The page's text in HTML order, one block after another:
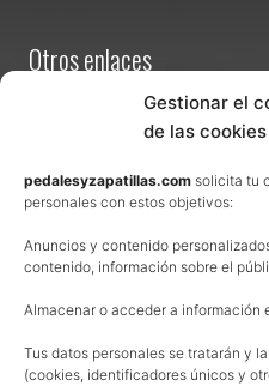
Gestionar el
de las cookies
pedalesyzapatillas.com solicita tu
personales con estos objetivos:
Anuncios y contenido
contenido, información sobre el
Almacenar o acceder a información
Tus datos personales se tratarán y
(cookies, identificadores únicos y
Otros enlaces
Términos y condiciones de
Política de privacidad
Política de cookies
Afiliación